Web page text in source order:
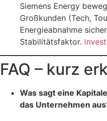
Siemens Energy
Großkunden (Tech,
Energieabnahme
Stabilitätsfaktor.
FAQ – kurz
Was sagt eine
das Unternehmen